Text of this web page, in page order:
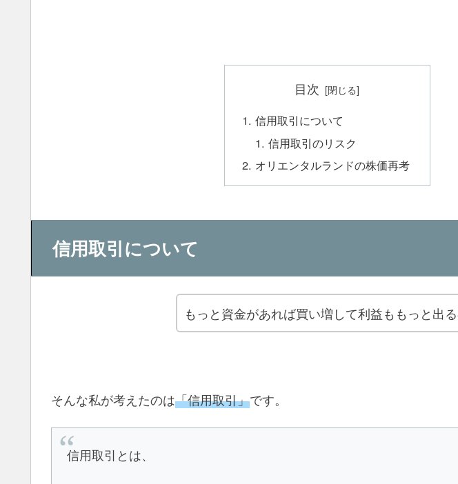
目次
信用取引について
信用取引のリスク
オリエンタルランドの株価再考
信用取引について
もっと資金があれば買い増して利益ももっと出
そんな私が考えたのは「信用取引」です。
信用取引とは、